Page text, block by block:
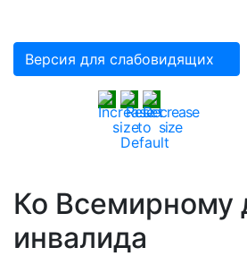
Версия для слабовидящих
Ко Всемирному
инвалида